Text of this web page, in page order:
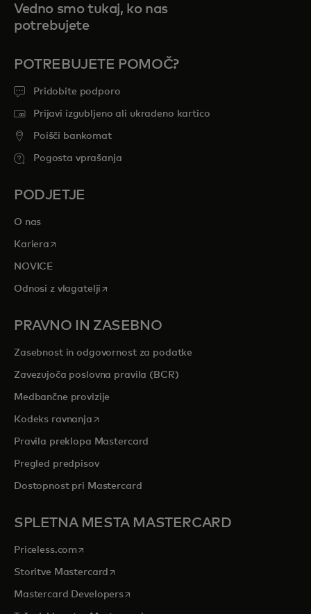
Vedno smo tukaj, ko nas
potrebujete
POTREBUJETE POMOČ?
Pridobite podporo
Prijavi izgubljeno ali ukradeno kartico
Poišči bankomat
Pogosta vprašanja
PODJETJE
O nas
Kariera opens in a new tab
NOVICE
Odnosi z vlagatelji opens in a new tab
PRAVNO IN ZASEBNO
Zasebnost in odgovornost za podatke
Zavezujoča poslovna pravila (BCR)
Medbančne provizije
Kodeks ravnanjaopens in a new tab
Pravila preklopa Mastercard
Pregled predpisov
Dostopnost pri Mastercard
SPLETNA MESTA MASTERCARD
Priceless.com opens in a new tab
Storitve Mastercard opens in a new tab
Mastercard Developersopens in a new tab